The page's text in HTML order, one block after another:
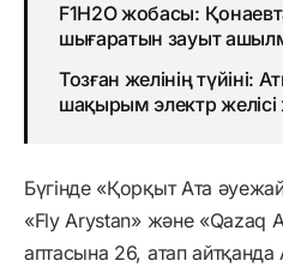
F1H2O жобасы:
шығаратын зауыт
Тозған желінің түйіні:
шақырым электр
Бүгінде «Қорқыт Ата
«Fly Arystan» және «Qazaq
аптасына 26, атап